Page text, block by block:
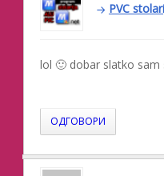
PVC
lol 🙂 dobar slatko sam
ОДГОВОРИ